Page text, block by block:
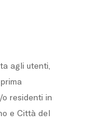
agli utenti,
residenti in
e Città del